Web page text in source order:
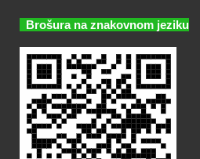
Brošura na znakovnom jeziku